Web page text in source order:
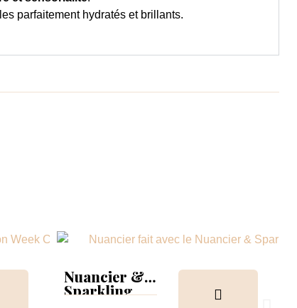
parfaitement hydratés et brillants.
Nuancier &
Sparkling